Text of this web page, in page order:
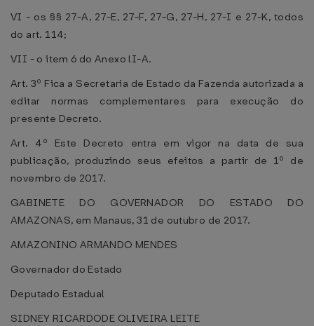
VI - os §§ 27-A, 27-E, 27-F, 27-G, 27-H, 27-I e 27-K, todos
do art. 114;
VII - o item 6 do Anexo lI-A.
Art. 3º Fica a Secretaria de Estado da Fazenda autorizada a
editar normas complementares para execução do
presente Decreto.
Art. 4º Este Decreto entra em vigor na data de sua
publicação, produzindo seus efeitos a partir de 1º de
novembro de 2017.
GABINETE DO GOVERNADOR DO ESTADO DO
AMAZONAS, em Manaus, 31 de outubro de 2017.
AMAZONINO ARMANDO MENDES
Governador do Estado
Deputado Estadual
SIDNEY RICARDODE OLIVEIRA LEITE